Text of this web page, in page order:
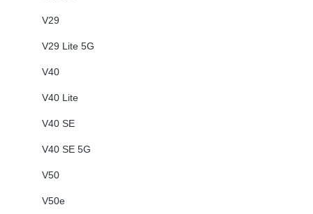
V29
V29 Lite 5G
V40
V40 Lite
V40 SE
V40 SE 5G
V50
V50e